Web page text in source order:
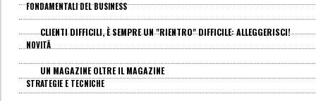
FONDAMENTALI DEL BUSINESS
CLIENTI DIFFICILI, È SEMPRE UN "RIENTRO" DIFFICILE: ALLEGGERISCI!
NOVITÃ
UN MAGAZINE OLTRE IL MAGAZINE
STRATEGIE E TECNICHE